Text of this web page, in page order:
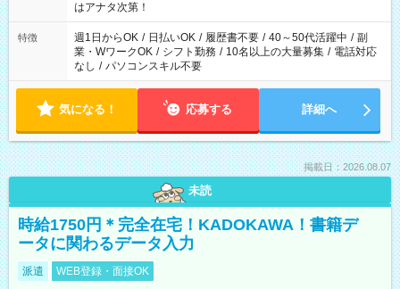
はアナタ次第！
特徴 週1日からOK / 日払いOK / 履歴書不要 / 40～50代活躍中 / 副
業・WワークOK / シフト勤務 / 10名以上の大量募集 / 電話対応
なし / パソコンスキル不要
気になる！ 応募する 詳細へ
掲載日：2026.08.07
未読
時給1750円＊完全在宅！KADOKAWA！書籍デ
ータに関わるデータ入力
派遣 WEB登録・面接OK